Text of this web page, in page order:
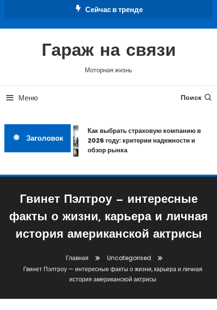
Сейчас в тренде
Гараж на связи
Моторная жизнь
Меню Поиск
Заголовок
Как выбрать страховую компанию в
2026 году: критерии надежности и
обзор рынка
Гвинет Пэлтроу — интересные
факты о жизни, карьера и личная
история американской актрисы
Главная
Uncategorised
Гвинет Пэлтроу — интересные факты о жизни, карьера и личная
история американской актрисы